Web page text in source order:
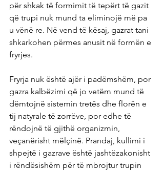
për shkak të formimit të tepërt të gazit
që trupi nuk mund ta eliminojë më pa
u vënë re. Në vend të kësaj, gazrat tani
shkarkohen përmes anusit në formën e
fryrjes.
Fryrja nuk është ajër i padëmshëm, por
gazra kalbëzimi që jo vetëm mund të
dëmtojnë sistemin tretës dhe florën e
tij natyrale të zorrëve, por edhe të
rëndojnë të gjithë organizmin,
veçanërisht mëlçinë. Prandaj, kullimi i
shpejtë i gazrave është jashtëzakonisht
i rëndësishëm për të mbrojtur trupin